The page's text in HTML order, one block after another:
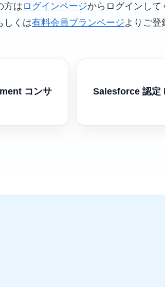
方は ログインページからログインして
しくは有料会員プランページよりご登
コンサ
Salesforce 認定